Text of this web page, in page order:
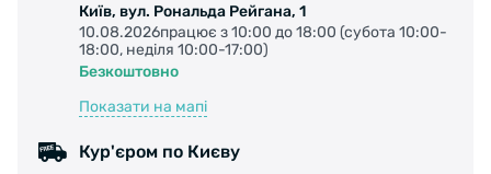
Київ, вул. Рональда Рейгана, 1
10.08.2026працює з 10:00 до 18:00 (субота 10:00-
18:00, неділя 10:00-17:00)
Безкоштовно
Показати на мапі
Кур'єром по Києву